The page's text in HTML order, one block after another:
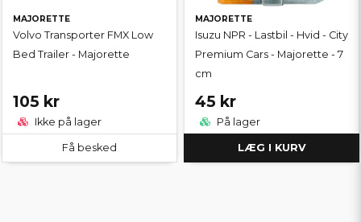
MAJORETTE
Volvo Transporter FMX Low
Bed Trailer - Majorette
105 kr
Ikke på lager
Få besked
MAJORETTE
Isuzu NPR - Lastbil - Hvid - City
Premium Cars - Majorette - 7
cm
45 kr
På lager
LÆG I KURV